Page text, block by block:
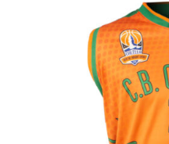
té
variants.
Les
es
poden